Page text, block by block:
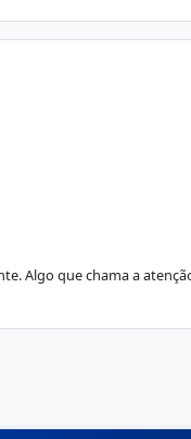
Algo que chama a